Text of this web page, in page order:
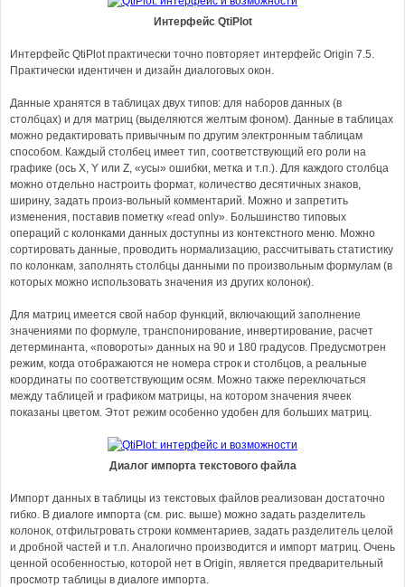
Интерфейс QtiPlot
Интерфейс QtiPlot практически точно повторяет интерфейс Origin 7.5.
Практически идентичен и дизайн диалоговых окон.
Данные хранятся в таблицах двух типов: для наборов данных (в
столбцах) и для матриц (выделяются желтым фоном). Данные в таблицах
можно редактировать привычным по другим электронным таблицам
способом. Каждый столбец имеет тип, соответствующий его роли на
графике (ось X, Y или Z, «усы» ошибки, метка и т.п.). Для каждого столбца
можно отдельно настроить формат, количество десятичных знаков,
ширину, задать произ-вольный комментарий. Можно и запретить
изменения, поставив пометку «read only». Большинство типовых
операций с колонками данных доступны из контекстного меню. Можно
сортировать данные, проводить нормализацию, рассчитывать статистику
по колонкам, заполнять столбцы данными по произвольным формулам (в
которых можно использовать значения из других колонок).
Для матриц имеется свой набор функций, включающий заполнение
значениями по формуле, транспонирование, инвертирование, расчет
детерминанта, «повороты» данных на 90 и 180 градусов. Предусмотрен
режим, когда отображаются не номера строк и столбцов, а реальные
координаты по соответствующим осям. Можно также переключаться
между таблицей и графиком матрицы, на котором значения ячеек
показаны цветом. Этот режим особенно удобен для больших матриц.
Диалог импорта текстового файла
Импорт данных в таблицы из текстовых файлов реализован достаточно
гибко. В диалоге импорта (см. рис. выше) можно задать разделитель
колонок, отфильтровать строки комментариев, задать разделитель целой
и дробной частей и т.п. Аналогично производится и импорт матриц. Очень
ценной особенностью, которой нет в Origin, является предварительный
просмотр таблицы в диалоге импорта.